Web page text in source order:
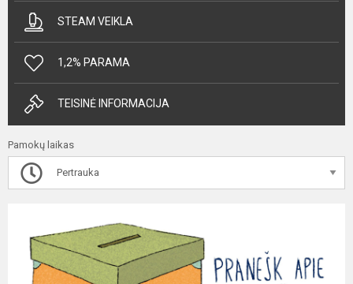
STEAM VEIKLA
1,2% PARAMA
TEISINĖ INFORMACIJA
Pamokų laikas
Pertrauka